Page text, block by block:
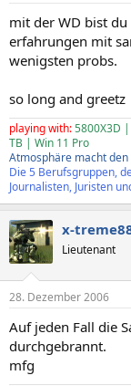
mit der WD bist
erfahrungen mit
wenigsten probs.
so long and greetz
playing with:5800X3D |
TB | Win 11 Pro
Atmosphäre macht
Die 5 Berufsgruppen,
Journalisten, Juristen
x-
Lieutenant
28. Dezember 2006
Auf jeden Fall die
durchgebrannt.
mfg